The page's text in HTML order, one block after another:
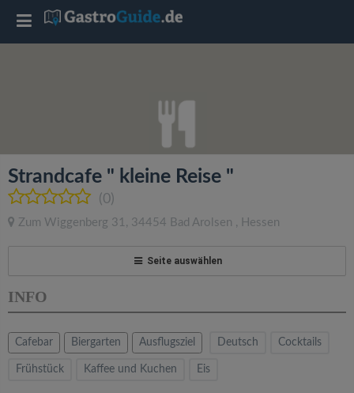
Strandcafe " kleine Reise "
(0)
Zum Wiggenberg 31 , 34454 Bad Arolsen , Hessen
Seite auswählen
INFO
Cafebar Biergarten Ausflugsziel Deutsch Cocktails
Frühstück Kaffee und Kuchen Eis
T
l
e
a
v